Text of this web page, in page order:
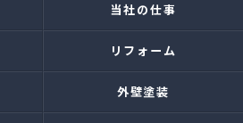
当社の仕事
リフォーム
外壁塗装